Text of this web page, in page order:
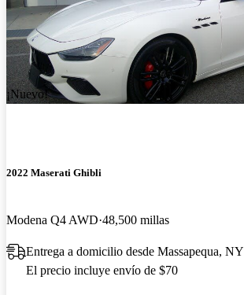
¡Nuevo!
2022 Maserati Ghibli
Modena Q4 AWD 48,500 millas
Entrega a domicilio desde Massapequa, NY
El precio incluye envío de $70